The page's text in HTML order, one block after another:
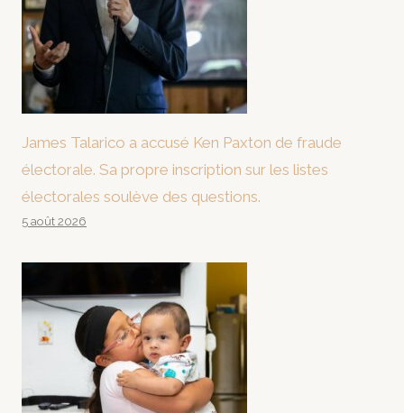
James Talarico a accusé Ken Paxton de fraude
électorale. Sa propre inscription sur les listes
électorales soulève des questions.
5 août 2026